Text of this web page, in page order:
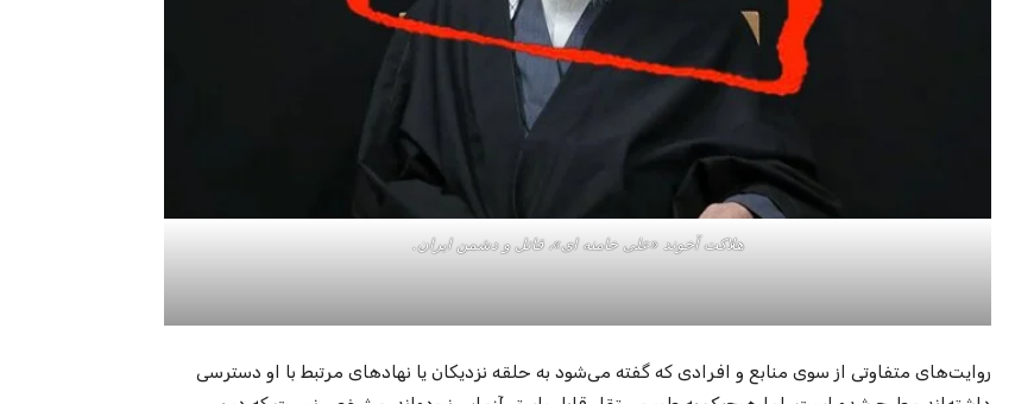
هلاکت آخوند «علی خامنه ای»، قاتل و دشمن ایران.
روایت‌های متفاوتی از سوی منابع و افرادی که گفته می‌شود به حلقه نزدیکان یا نهادهای مرتبط با او دسترسی